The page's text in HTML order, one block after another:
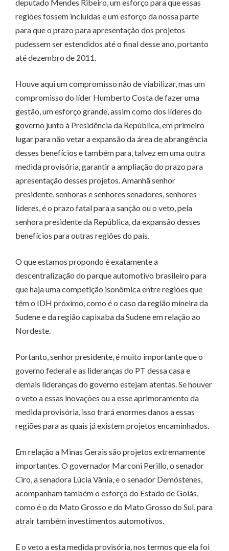
deputado Mendes Ribeiro, um esforço para que essas
regiões fossem incluídas e um esforço da nossa parte
para que o prazo para apresentação dos projetos
pudessem ser estendidos até o final desse ano, portanto
até dezembro de 2011.
Houve aqui um compromisso não de viabilizar, mas um
compromisso do líder Humberto Costa de fazer uma
gestão, um esforço grande, assim como dos líderes do
governo junto à Presidência da República, em primeiro
lugar para não vetar a expansão da área de abrangência
desses benefícios e também para, talvez em uma outra
medida provisória, garantir a ampliação do prazo para
apresentação desses projetos. Amanhã senhor
presidente, senhoras e senhores senadores, senhores
líderes, é o prazo fatal para a sanção ou o veto, pela
senhora presidente da República, da expansão desses
benefícios para outras regiões do país.
O que estamos propondo é exatamente a
descentralização do parque automotivo brasileiro para
que haja uma competição isonômica entre regiões que
têm o IDH próximo, como é o caso da região mineira da
Sudene e da região capixaba da Sudene em relação ao
Nordeste.
Portanto, senhor presidente, é muito importante que o
governo federal e as lideranças do PT dessa casa e
demais lideranças do governo estejam atentas. Se houver
o veto a essas inovações ou a esse aprimoramento da
medida provisória, isso trará enormes danos a essas
regiões para as quais já existem projetos encaminhados.
Em relação a Minas Gerais são projetos extremamente
importantes. O governador Marconi Perillo, o senador
Ciro, a senadora Lúcia Vânia, e o senador Demóstenes,
acompanham também o esforço do Estado de Goiás,
como é o do Mato Grosso e do Mato Grosso do Sul, para
atrair também investimentos automotivos.
E o veto a esta medida provisória, nos termos que ela foi